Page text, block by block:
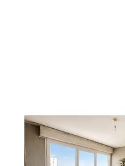
NANTES 44
62,20 m2, 3 pièces
Ref : 122